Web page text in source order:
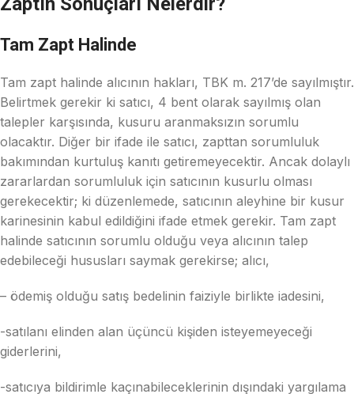
Tam Zapt Halinde
Tam zapt halinde alıcının hakları, TBK m. 217’de sayılmıştır.
Belirtmek gerekir ki satıcı, 4 bent olarak sayılmış olan
talepler karşısında, kusuru aranmaksızın sorumlu
olacaktır. Diğer bir ifade ile satıcı, zapttan sorumluluk
bakımından kurtuluş kanıtı getiremeyecektir. Ancak dolaylı
zararlardan sorumluluk için satıcının kusurlu olması
gerekecektir; ki düzenlemede, satıcının aleyhine bir kusur
karinesinin kabul edildiğini ifade etmek gerekir. Tam zapt
halinde satıcının sorumlu olduğu veya alıcının talep
edebileceği hususları saymak gerekirse; alıcı,
– ödemiş olduğu satış bedelinin faiziyle birlikte iadesini,
-satılanı elinden alan üçüncü kişiden isteyemeyeceği
giderlerini,
-satıcıya bildirimle kaçınabileceklerinin dışındaki yargılama